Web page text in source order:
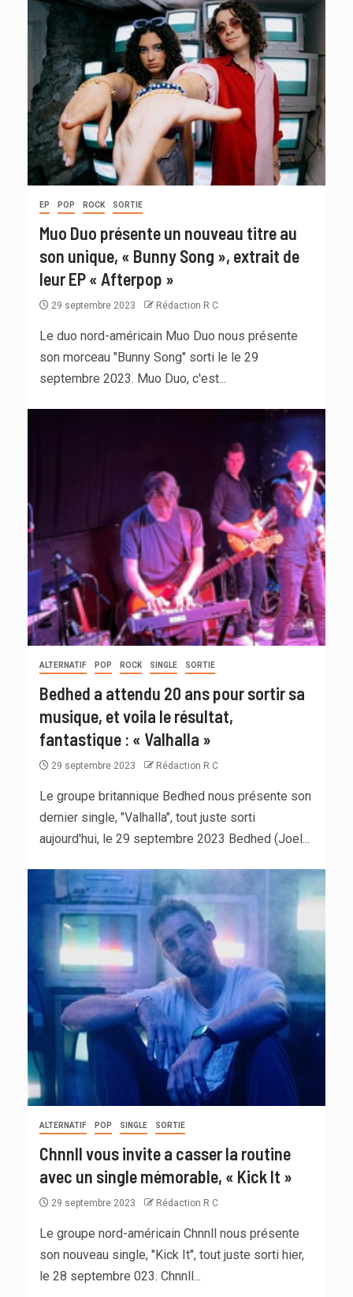
EP POP ROCK SORTIE
Muo Duo présente un nouveau titre au
son unique, « Bunny Song », extrait de
leur EP « Afterpop »
29 septembre 2023 Rédaction R C
Le duo nord-américain Muo Duo nous présente
son morceau "Bunny Song" sorti le le 29
septembre 2023. Muo Duo, c'est...
ALTERNATIF POP ROCK SINGLE SORTIE
Bedhed a attendu 20 ans pour sortir sa
musique, et voila le résultat,
fantastique : « Valhalla »
29 septembre 2023 Rédaction R C
Le groupe britannique Bedhed nous présente son
dernier single, "Valhalla", tout juste sorti
aujourd'hui, le 29 septembre 2023 Bedhed (Joel...
ALTERNATIF POP SINGLE SORTIE
Chnnll vous invite a casser la routine
avec un single mémorable, « Kick It »
29 septembre 2023 Rédaction R C
Le groupe nord-américain Chnnll nous présente
son nouveau single, "Kick It", tout juste sorti hier,
le 28 septembre 023. Chnnll...